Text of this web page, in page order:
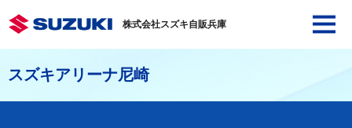
株式会社スズキ自販兵庫
スズキアリーナ尼崎